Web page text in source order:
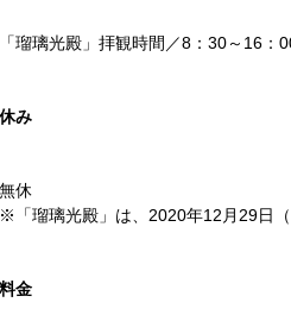
「瑠璃光殿」拝観時間／8：30～16：
休み
無休
※「瑠璃光殿」は、2020年12月29日
料金